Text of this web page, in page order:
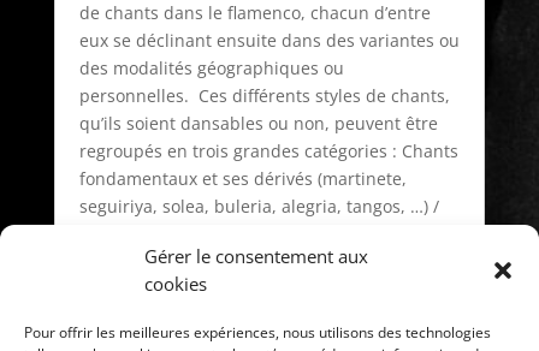
Gérer le consentement aux
cookies
Pour offrir les meilleures expériences, nous utilisons des technologies
de chants dans le flamenco, chacun d’entre
eux se déclinant ensuite dans des variantes ou
des modalités géographiques ou
personnelles. Ces différents styles de chants,
qu’ils soient dansables ou non, peuvent être
regroupés en trois grandes catégories : Chants
fondamentaux et ses dérivés (martinete,
seguiriya, solea, buleria, alegria, tangos, …) /
Almeria, Lucena, Granada, …) / Chants à
consonance flamenca d’origine folklorique
garrotin, farruca, guajira, colombiana, rumba,